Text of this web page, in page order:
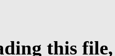
this